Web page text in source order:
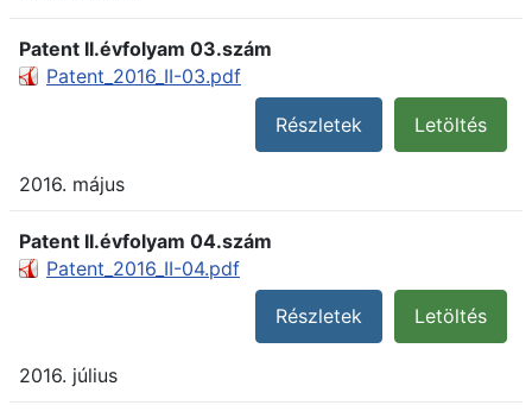
Patent II.évfolyam 03.szám
Patent_2016_II-03.pdf
Letöltés
Részletek
2016. május
Patent II.évfolyam 04.szám
Patent_2016_II-04.pdf
Letöltés
Részletek
2016. július